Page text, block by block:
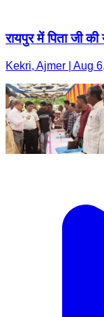
रायपुर में पिता जी
Kekri, Ajmer | Aug